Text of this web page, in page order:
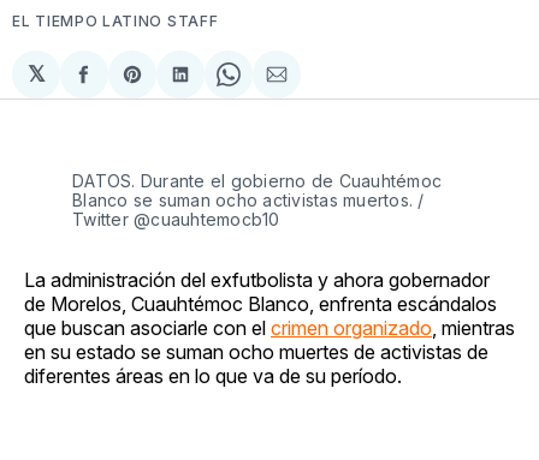
EL TIEMPO LATINO STAFF
𝕏
Compartir
en
Share
on
Compartir
en
Share
on
Compartir
via
DATOS. Durante el gobierno de Cuauhtémoc
Blanco se suman ocho activistas muertos. /
Twitter @cuauhtemocb10
La administración del exfutbolista y ahora gobernador
de Morelos, Cuauhtémoc Blanco, enfrenta escándalos
que buscan asociarle con el crimen organizado , mientras
en su estado se suman ocho muertes de activistas de
diferentes áreas en lo que va de su período.